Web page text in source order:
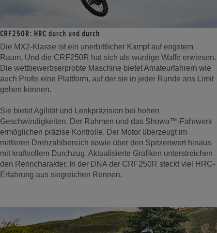
CRF250R: HRC durch und durch
Die MX2-Klasse ist ein unerbittlicher Kampf auf engstem
Raum. Und die CRF250R hat sich als würdige Waffe erwiesen.
Die wettbewerbserprobte Maschine bietet Amateurfahrern wie
auch Profis eine Plattform, auf der sie in jeder Runde ans Limit
gehen können.
Sie bietet Agilität und Lenkpräzision bei hohen
Geschwindigkeiten. Der Rahmen und das Showa™-Fahrwerk
ermöglichen präzise Kontrolle. Der Motor überzeugt im
mittleren Drehzahlbereich sowie über den Spitzenwert hinaus
mit kraftvollem Durchzug. Aktualisierte Grafiken unterstreichen
den Renncharakter. In der DNA der CRF250R steckt viel HRC-
Erfahrung aus siegreichen Rennen.